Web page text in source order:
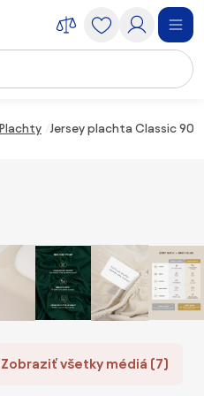
Plachty Jersey plachta Classic 90
Zobraziť všetky médiá (7)